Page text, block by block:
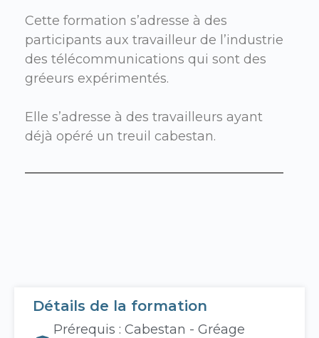
Cette formation s’adresse à des
participants aux travailleur de l’industrie
des télécommunications qui sont des
gréeurs expérimentés.
Elle s’adresse à des travailleurs ayant
déjà opéré un treuil cabestan.
Détails de la formation
Prérequis : Cabestan - Gréage